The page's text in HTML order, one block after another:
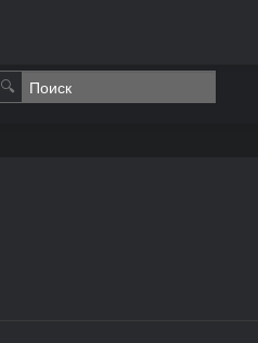
🔍